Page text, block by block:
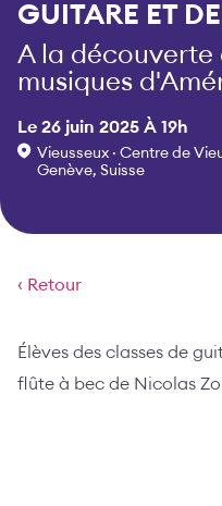
GUITARE ET
A la découverte
musiques
Le 26 juin 2025 À 19h
Vieusseux · Centre de
Genève, Suisse
‹ Retour
Élèves des classes de
flûte à bec de Nicolas